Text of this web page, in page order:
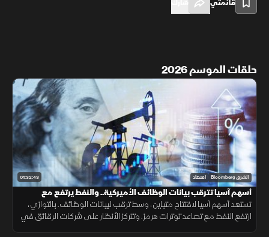
قائمتي
حلقات الموسم 2026
01:32:43 الشرق Bloomberg اقتصاد
أسهم آسيا تترقب بيانات الوظائف الأميركية.. والنفط يرتفع مع
توترات "هرمز"
تستعد أسهم آسيا لافتتاح متباين، وسط ترقب لبيانات الوظائف. بالتوازي،
ارتفع النفط مع تصاعد توترات هرمز. وتتركز الأنظار على شركات الرقائق في